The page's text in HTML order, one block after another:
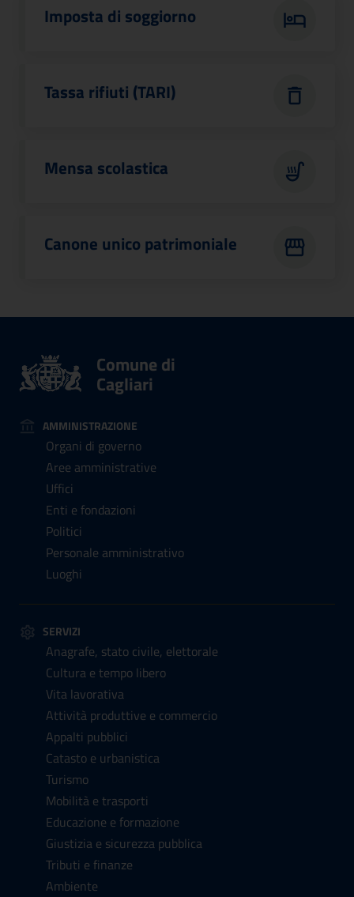
Imposta di soggiorno
Tassa rifiuti (TARI)
Mensa scolastica
Canone unico patrimoniale
Comune di
Cagliari
AMMINISTRAZIONE
Organi di governo
Aree amministrative
Uffici
Enti e fondazioni
Politici
Personale amministrativo
Luoghi
SERVIZI
Anagrafe, stato civile, elettorale
Cultura e tempo libero
Vita lavorativa
Attività produttive e commercio
Appalti pubblici
Catasto e urbanistica
Turismo
Mobilità e trasporti
Educazione e formazione
Giustizia e sicurezza pubblica
Tributi e finanze
Ambiente